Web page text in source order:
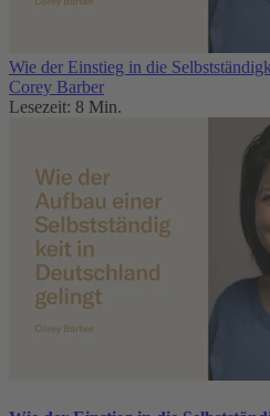
Wie der Einstieg in die
Corey Barber
Lesezeit: 8 Min.